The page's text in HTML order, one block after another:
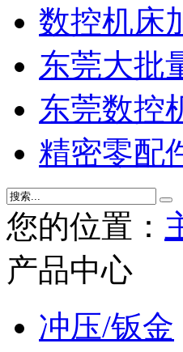
数控机床
东莞大批
东莞数控
精密零配
您的位置：
产品中心
冲压/钣金